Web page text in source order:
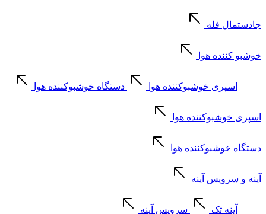
جادستمال فله
خوشبو کننده هوا
اسپری خوشبوکننده هوا دستگاه خوشبوکننده هوا
اسپری خوشبوکننده هوا
دستگاه خوشبوکننده هوا
آینه و سرویس آینه
آینه تک سرویس آینه